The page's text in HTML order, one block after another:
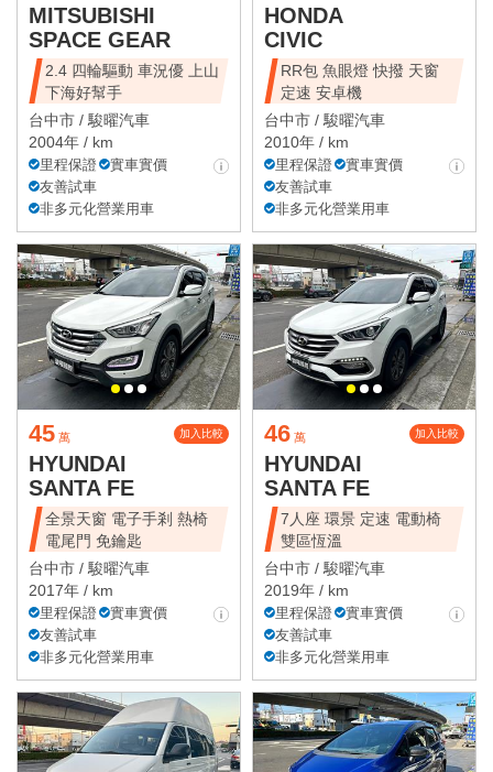
MITSUBISHI
SPACE GEAR
2.4 四輪驅動 車況優 上山
下海好幫手
台中市 / 駿曜汽車
2004年 / km
里程保證
實車實價
友善試車
非多元化營業用車
HONDA
CIVIC
RR包 魚眼燈 快撥 天窗
定速 安卓機
台中市 / 駿曜汽車
2010年 / km
里程保證
實車實價
友善試車
非多元化營業用車
45 萬 加入比較
HYUNDAI
SANTA FE
全景天窗 電子手剎 熱椅
電尾門 免鑰匙
台中市 / 駿曜汽車
2017年 / km
里程保證
實車實價
友善試車
非多元化營業用車
46 萬 加入比較
HYUNDAI
SANTA FE
7人座 環景 定速 電動椅
雙區恆溫
台中市 / 駿曜汽車
2019年 / km
里程保證
實車實價
友善試車
非多元化營業用車